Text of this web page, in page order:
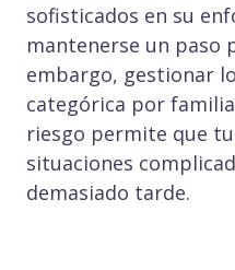
sofisticados en su
mantenerse un paso
embargo, gestionar
categórica por
riesgo permite que
situaciones
demasiado tarde.